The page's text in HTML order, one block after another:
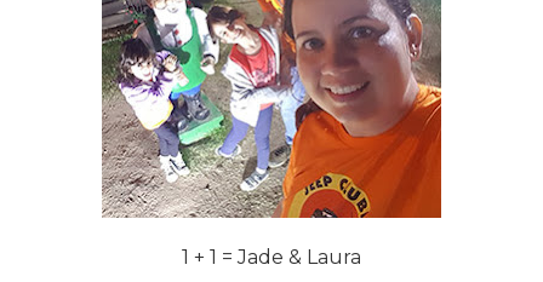
1 + 1 = Jade & Laura